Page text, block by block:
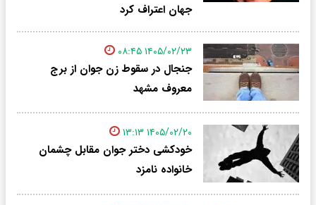
جهان اعتراف کرد
۱۴۰۵/۰۲/۲۳ ۰۸:۴۵
جنجال در سقوط زن جوان از برج
معروف مشهد
۱۴۰۵/۰۲/۲۰ ۱۳:۱۳
خودکشی دختر جوان مقابل چشمان
خانواده نامزد